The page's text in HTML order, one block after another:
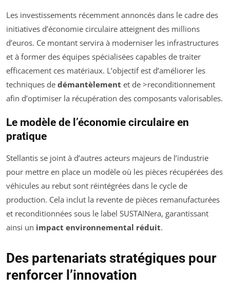
Les investissements récemment annoncés dans le cadre des
initiatives d’économie circulaire atteignent des millions
d’euros. Ce montant servira à moderniser les infrastructures
et à former des équipes spécialisées capables de traiter
efficacement ces matériaux. L’objectif est d’améliorer les
techniques de démantèlement et de >reconditionnement
afin d’optimiser la récupération des composants valorisables.
Le modèle de l’économie circulaire en
pratique
Stellantis se joint à d’autres acteurs majeurs de l’industrie
pour mettre en place un modèle où les pièces récupérées des
véhicules au rebut sont réintégrées dans le cycle de
production. Cela inclut la revente de pièces remanufacturées
et reconditionnées sous le label SUSTAINera, garantissant
ainsi un impact environnemental réduit.
Des partenariats stratégiques pour
renforcer l’innovation